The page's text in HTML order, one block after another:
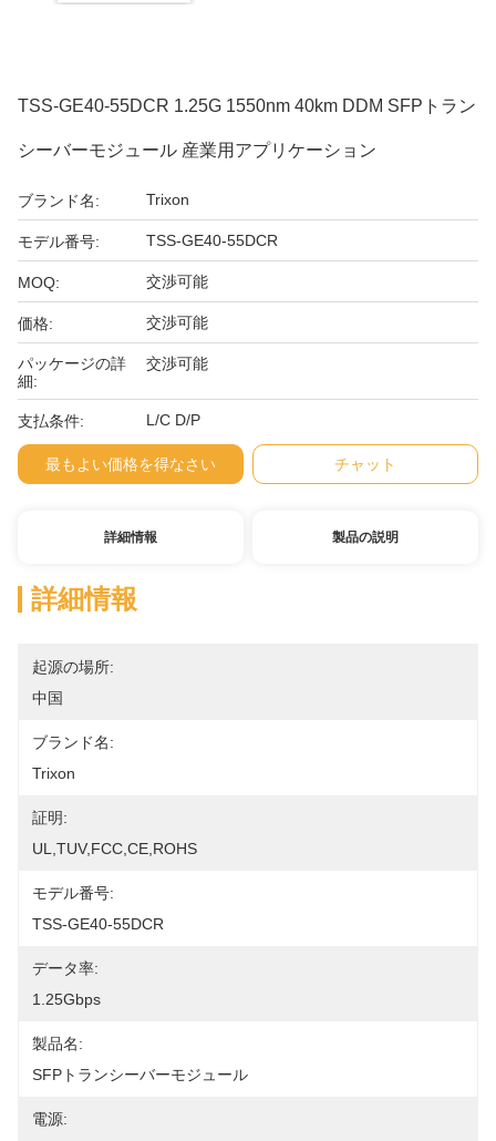
TSS-GE40-55DCR 1.25G 1550nm 40km DDM SFPトラン
シーバーモジュール 産業用アプリケーション
ブランド名: Trixon
モデル番号: TSS-GE40-55DCR
MOQ: 交渉可能
価格: 交渉可能
パッケージの詳
細:
交渉可能
支払条件: L/C D/P
最もよい価格を得なさい チャット
詳細情報 製品の説明
詳細情報
起源の場所:
中国
ブランド名:
Trixon
証明:
UL,TUV,FCC,CE,ROHS
モデル番号:
TSS-GE40-55DCR
データ率:
1.25Gbps
製品名:
SFPトランシーバーモジュール
電源: